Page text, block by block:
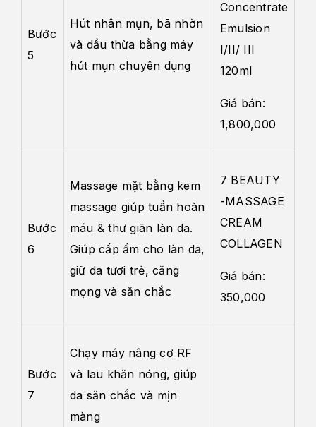
Bước
5
Hút nhân mụn, bã nhờn
và dầu thừa bằng máy
hút mụn chuyên dụng
Concentrate
Emulsion
I/II/ III
120ml
Giá bán:
1,800,000
Bước
6
Massage mặt bằng kem
massage giúp tuần hoàn
máu & thư giãn làn da.
Giúp cấp ẩm cho làn da,
giữ da tươi trẻ, căng
mọng và săn chắc
7 BEAUTY
-MASSAGE
CREAM
COLLAGEN
Giá bán:
350,000
Bước
7
Chạy máy nâng cơ RF
và lau khăn nóng, giúp
da săn chắc và mịn
màng